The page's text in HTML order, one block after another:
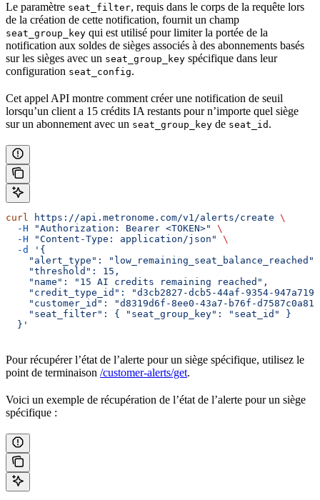
Le paramètre seat_filter, requis dans le corps de la requête lors
de la création de cette notification, fournit un champ
seat_group_key qui est utilisé pour limiter la portée de la
notification aux soldes de sièges associés à des abonnements basés
sur les sièges avec un seat_group_key spécifique dans leur
configuration seat_config.
Cet appel API montre comment créer une notification de seuil
lorsqu’un client a 15 crédits IA restants pour n’importe quel siège
sur un abonnement avec un seat_group_key de seat_id .
curl https://api.metronome.com/v1/alerts/create \
  -H
"Authorization: Bearer <TOKEN>"
\
  -H
"Content-Type: application/json"
\
  -d
'{
    "alert_type": "low_remaining_seat_balance_reached",
    "threshold": 15,
    "name": "15 AI credits remaining reached",
"credit_type_id": "d3cb2827-dcb5-44af-9354-
"customer_id": "d8319d6f-8ee0-43a7-b76f-
    "seat_filter": { "seat_group_key": "seat_id" }
  }'
Pour récupérer l’état de l’alerte pour un siège spécifique, utilisez le
point de terminaison /customer-alerts/get.
Voici un exemple de récupération de l’état de l’alerte pour un siège
spécifique :